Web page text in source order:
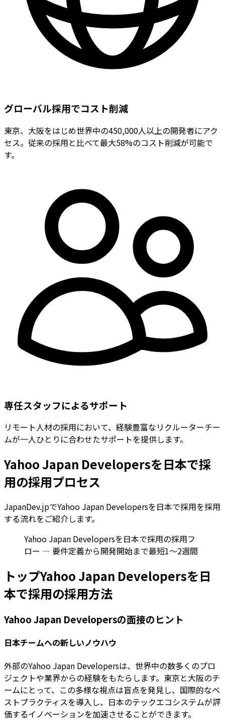
グローバル採用でコスト削減
東京、大阪をはじめ世界中の450,000人以上の開発者にアク
セス。従来の採用と比べて最大58%のコスト削減が可能で
す。
専任スタッフによるサポート
リモート人材の採用において、経験豊富なリクルーターチー
ムが一人ひとりに合わせたサポートを提供します。
Yahoo Japan Developersを日本で採
用の採用プロセス
JapanDev.jpでYahoo Japan Developersを日本で採用を採用
する流れをご紹介します。
Yahoo Japan Developersを日本で採用の採用フ
ロー — 要件定義から開発開始まで最短1〜2週間
トップYahoo Japan Developersを日
本で採用の採用方法
Yahoo Japan Developersの面接のヒント
日本チームへの新しいノウハウ
外部のYahoo Japan Developersは、世界中の数多くのプロ
ジェクトや業界からの経験をもたらします。東京と大阪のチ
ームにとって、この多様な視点は盲点を発見し、国際的なベ
ストプラクティスを導入し、日本のテックエコシステムが評
価するイノベーションを加速させることができます。